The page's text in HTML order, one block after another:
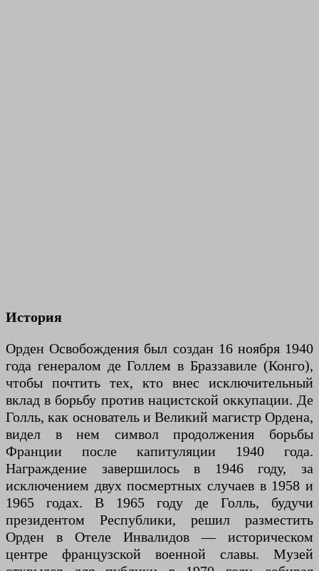
История
Орден Освобождения был создан 16 ноября 1940
года генералом де Голлем в Браззавиле (Конго),
чтобы почтить тех, кто внес исключительный
вклад в борьбу против нацистской оккупации. Де
Голль, как основатель и Великий магистр Ордена,
видел в нем символ продолжения борьбы
Франции после капитуляции 1940 года.
Награждение завершилось в 1946 году, за
исключением двух посмертных случаев в 1958 и
1965 годах. В 1965 году де Голль, будучи
президентом Республики, решил разместить
Орден в Отеле Инвалидов — историческом
центре французской военной славы. Музей